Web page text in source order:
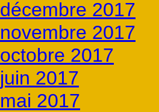
décembre 2017
novembre 2017
octobre 2017
juin 2017
mai 2017